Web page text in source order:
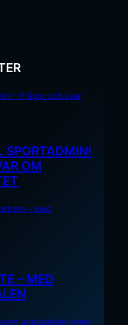
SPORTADMIN!
OM
– MED